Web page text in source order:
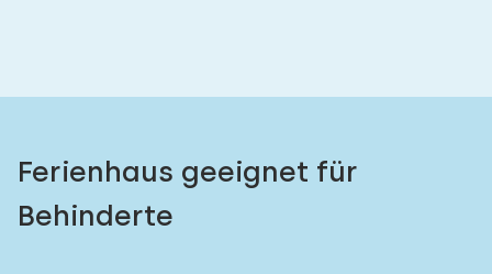
Ferienhaus geeignet für
Behinderte